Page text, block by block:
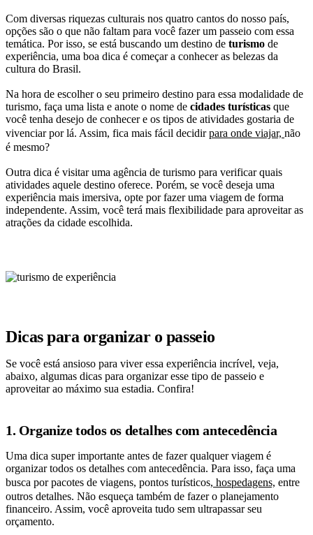
Com diversas riquezas culturais nos quatro cantos do nosso país,
opções são o que não faltam para você fazer um passeio com essa
temática. Por isso, se está buscando um destino de turismo de
experiência, uma boa dica é começar a conhecer as belezas da
cultura do Brasil.
Na hora de escolher o seu primeiro destino para essa modalidade de
turismo, faça uma lista e anote o nome de cidades turísticas que
você tenha desejo de conhecer e os tipos de atividades gostaria de
vivenciar por lá. Assim, fica mais fácil decidirpara onde viajar, não
é mesmo?
Outra dica é visitar uma agência de turismo para verificar quais
atividades aquele destino oferece. Porém, se você deseja uma
experiência mais imersiva, opte por fazer uma viagem de forma
independente. Assim, você terá mais flexibilidade para aproveitar as
atrações da cidade escolhida.
Dicas para organizar o passeio
Se você está ansioso para viver essa experiência incrível, veja,
abaixo, algumas dicas para organizar esse tipo de passeio e
aproveitar ao máximo sua estadia. Confira!
1. Organize todos os detalhes com antecedência
Uma dica super importante antes de fazer qualquer viagem é
organizar todos os detalhes com antecedência. Para isso, faça uma
busca por pacotes de viagens, pontos turísticos, hospedagens, entre
outros detalhes. Não esqueça também de fazer o planejamento
financeiro. Assim, você aproveita tudo sem ultrapassar seu
orçamento.